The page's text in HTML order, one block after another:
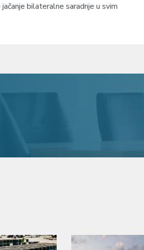
bilateralne saradnje u svim